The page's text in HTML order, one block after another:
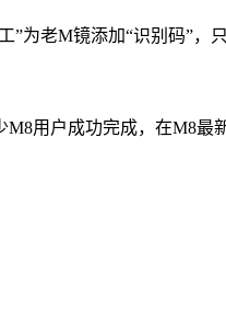
”为老M镜添加“识别码”，
用户成功完成，在M8最